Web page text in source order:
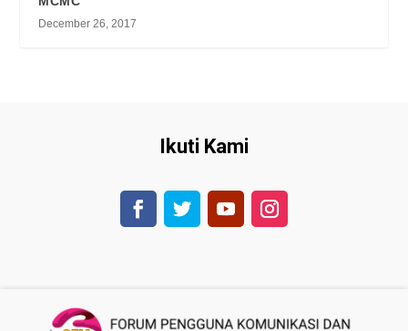
December 26, 2017
Ikuti Kami